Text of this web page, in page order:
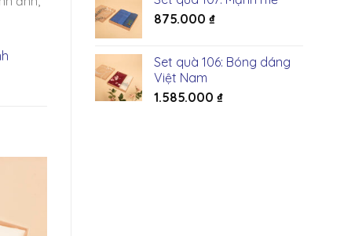
875.000 ₫
Set quà 106: Bóng dáng
Việt Nam
1.585.000 ₫